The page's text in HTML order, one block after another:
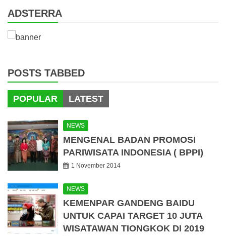
ADSTERRA
POSTS TABBED
POPULAR LATEST
NEWS
MENGENAL BADAN PROMOSI
PARIWISATA INDONESIA ( BPPI)
1 November 2014
NEWS
KEMENPAR GANDENG BAIDU
UNTUK CAPAI TARGET 10 JUTA
WISATAWAN TIONGKOK DI 2019